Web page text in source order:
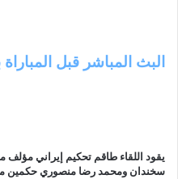
البث المباشر قبل
يقود اللقاء طاقم تحكيم إيراني
سخندان ومحمد رضا منصوري حكمين